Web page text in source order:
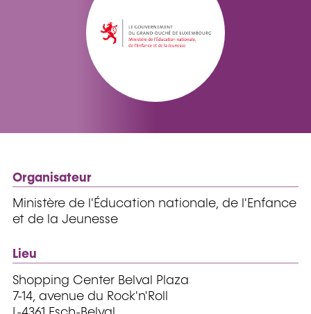
Organisateur
Ministère de l'Éducation nationale, de l'Enfance
et de la Jeunesse
Lieu
Shopping Center Belval Plaza
7-14, avenue du Rock'n'Roll